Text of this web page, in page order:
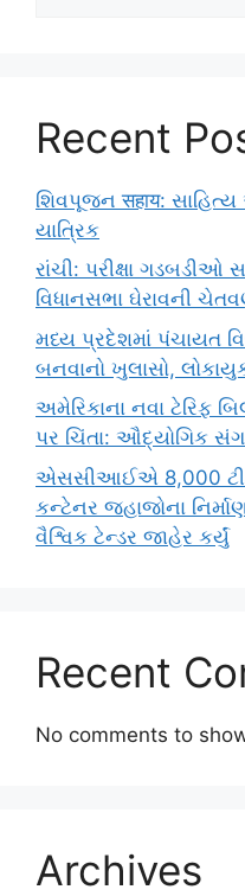
Recent
શિવપૂજન सहाय: સાહિત્ય
યાત્રિક
રાંચી: પરીક્ષા ગડબડીઓ
વિધાનસભા ઘેરાવની
મધ્ય પ્રદેશમાં પંચાયત
બનવાનો ખુલાસો,
અમેરિકાના નવા ટેરિફ
પર ચિંતા: ઔદ્યોગિક
એસસીઆઈએ 8,000 ટીઈયૂ
કન્ટેનર જહાજોના
વૈશ્વિક ટેન્ડર જાહેર કર્યું
Recent
No comments to
Archives